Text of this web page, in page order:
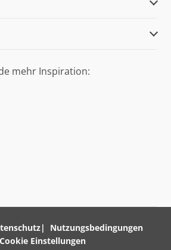
mehr Inspiration:
Nutzungsbedingungen
Cookie Einstellungen